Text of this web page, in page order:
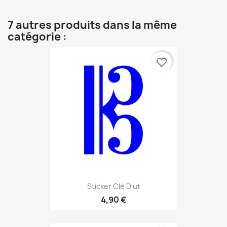
7 autres produits dans la même
catégorie :
Sticker Clé D'ut
4,90 €
favorite_border